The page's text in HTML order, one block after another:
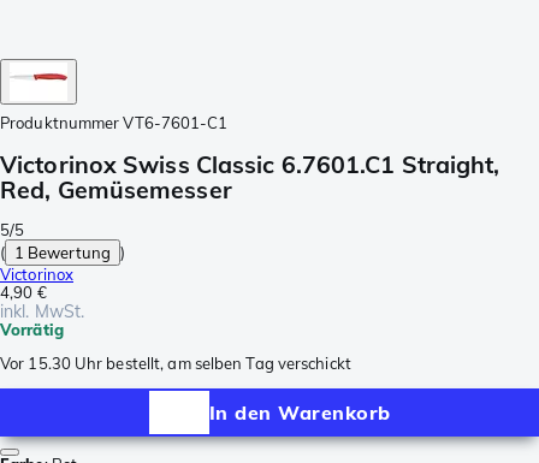
Produktnummer VT6-7601-C1
Victorinox Swiss Classic 6.7601.C1 Straight,
Red, Gemüsemesser
5/5
( 1 Bewertung )
Victorinox
4,90 €
inkl. MwSt.
Vorrätig
Vor 15.30 Uhr bestellt, am selben Tag verschickt
In den Warenkorb